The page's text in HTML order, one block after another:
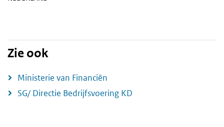
Zie ook
Ministerie van Financiën
SG/ Directie Bedrijfsvoering KD